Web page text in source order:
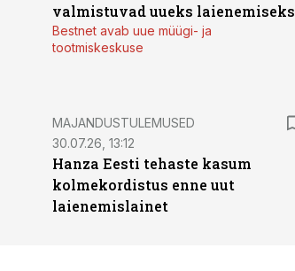
valmistuvad uueks laienemiseks
Bestnet avab uue müügi- ja
tootmiskeskuse
MAJANDUSTULEMUSED
30.07.26, 13:12
Hanza Eesti tehaste kasum
kolmekordistus enne uut
laienemislainet